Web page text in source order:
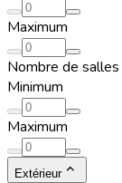
Maximum
Nombre de salles
Minimum
Maximum
Extérieur